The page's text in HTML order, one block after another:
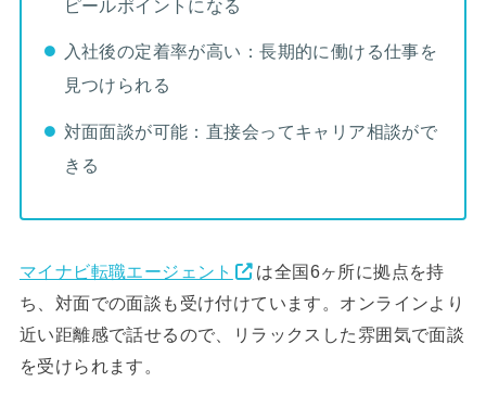
ピールポイントになる
入社後の定着率が高い：長期的に働ける仕事を
見つけられる
対面面談が可能：直接会ってキャリア相談がで
きる
マイナビ転職エージェント
は全国6ヶ所に拠点を持
ち、対面での面談も受け付けています。オンラインより
近い距離感で話せるので、リラックスした雰囲気で面談
を受けられます。